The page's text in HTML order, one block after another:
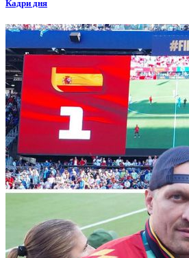
Кадри дня